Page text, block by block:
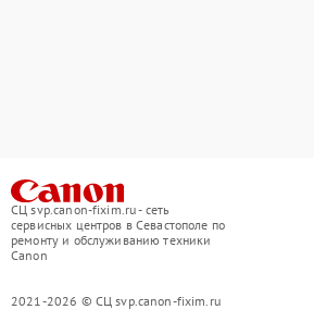
СЦ svp.canon-fixim.ru - сеть
сервисных центров в Севастополе по
ремонту и обслуживанию техники
Canon
2021-2026 © СЦ svp.canon-fixim.ru